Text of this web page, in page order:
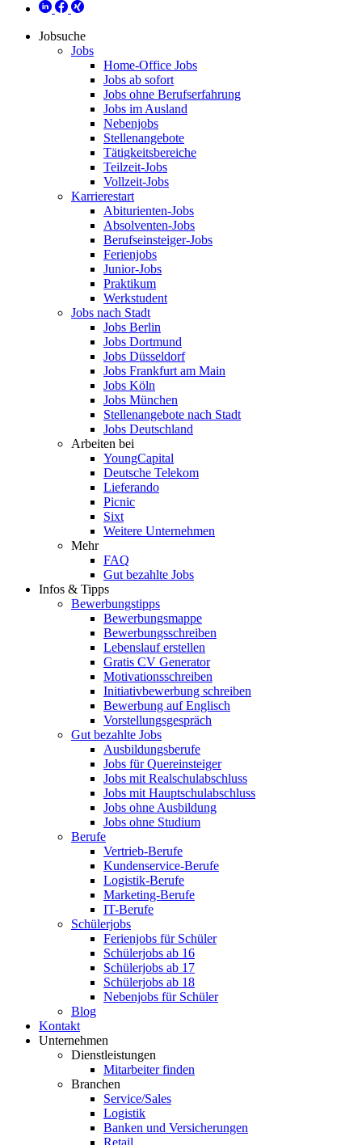
Jobsuche
Jobs
Home-Office Jobs
Jobs ab sofort
Jobs ohne Berufserfahrung
Jobs im Ausland
Nebenjobs
Stellenangebote
Tätigkeitsbereiche
Teilzeit-Jobs
Vollzeit-Jobs
Karrierestart
Abiturienten-Jobs
Absolventen-Jobs
Berufseinsteiger-Jobs
Ferienjobs
Junior-Jobs
Praktikum
Werkstudent
Jobs nach Stadt
Jobs Berlin
Jobs Dortmund
Jobs Düsseldorf
Jobs Frankfurt am Main
Jobs Köln
Jobs München
Stellenangebote nach Stadt
Jobs Deutschland
Arbeiten bei
YoungCapital
Deutsche Telekom
Lieferando
Picnic
Sixt
Weitere Unternehmen
Mehr
FAQ
Gut bezahlte Jobs
Infos & Tipps
Bewerbungstipps
Bewerbungsmappe
Bewerbungsschreiben
Lebenslauf erstellen
Gratis CV Generator
Motivationsschreiben
Initiativbewerbung schreiben
Bewerbung auf Englisch
Vorstellungsgespräch
Gut bezahlte Jobs
Ausbildungsberufe
Jobs für Quereinsteiger
Jobs mit Realschulabschluss
Jobs mit Hauptschulabschluss
Jobs ohne Ausbildung
Jobs ohne Studium
Berufe
Vertrieb-Berufe
Kundenservice-Berufe
Logistik-Berufe
Marketing-Berufe
IT-Berufe
Schülerjobs
Ferienjobs für Schüler
Schülerjobs ab 16
Schülerjobs ab 17
Schülerjobs ab 18
Nebenjobs für Schüler
Blog
Kontakt
Unternehmen
Dienstleistungen
Mitarbeiter finden
Branchen
Service/Sales
Logistik
Banken und Versicherungen
Retail